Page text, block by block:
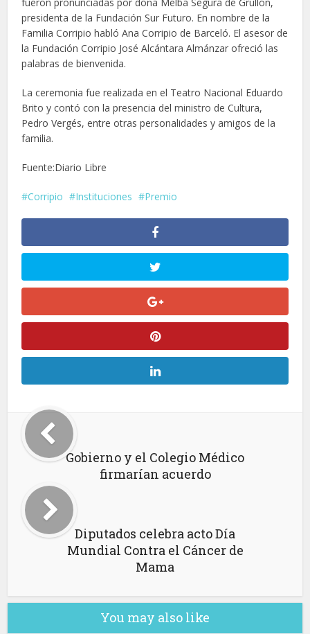
presidenta de la Fundación Sur Futuro. En nombre de la
Familia Corripio habló Ana Corripio de Barceló. El asesor de
la Fundación Corripio José Alcántara Almánzar ofreció las
palabras de bienvenida.
La ceremonia fue realizada en el Teatro Nacional Eduardo
Brito y contó con la presencia del ministro de Cultura,
Pedro Vergés, entre otras personalidades y amigos de la
familia.
Fuente:Diario Libre
Corripio Instituciones Premio
Gobierno y el Colegio Médico
firmarían acuerdo
Diputados celebra acto Día
Mundial Contra el Cáncer de
Mama
You may also like